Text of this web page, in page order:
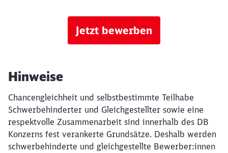
Jetzt bewerben
Hinweise
Chancengleichheit und selbstbestimmte Teilhabe
Schwerbehinderter und Gleichgestellter sowie eine
respektvolle Zusammenarbeit sind innerhalb des DB
Konzerns fest verankerte Grundsätze. Deshalb werden
schwerbehinderte und gleichgestellte Bewerber:innen